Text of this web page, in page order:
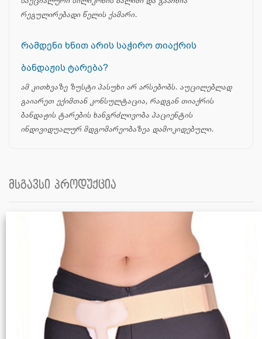
რეგულირებადი წელის ქამარი.
რამდენი ხნით არის საჭირო თიაქრის
ბანდაჟის ტარება?
ამ კითხვაზე ზუსტი პასუხი არ არსებობს. აუცილებლად
გაიარეთ ექიმთან კონსულტაცია, რადგან თიაქრის
ბანდაჟის ტარების ხანგრძლივობა პაციენტის
ინდივიდუალურ მდგომარეობაზეა დამოკიდებული.
მსგავსი პროდუქცია